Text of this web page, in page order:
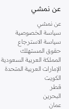
كنت تقومين بتجديد
اليه.
تسوقي دوروثي بيركنز
تسوقي دوروثي بيركنز
دوروثي بيركنز
استخدمي القائمة
والدعم الاستثنائي
عن نمشي
عن نمشي
سياسة الخصوصية
سياسة الاسترجاع
حقوق المستهلك
المملكة العربية السعودية
الإمارات العربية المتحدة
الكويت
قطر
البحرين
عمان